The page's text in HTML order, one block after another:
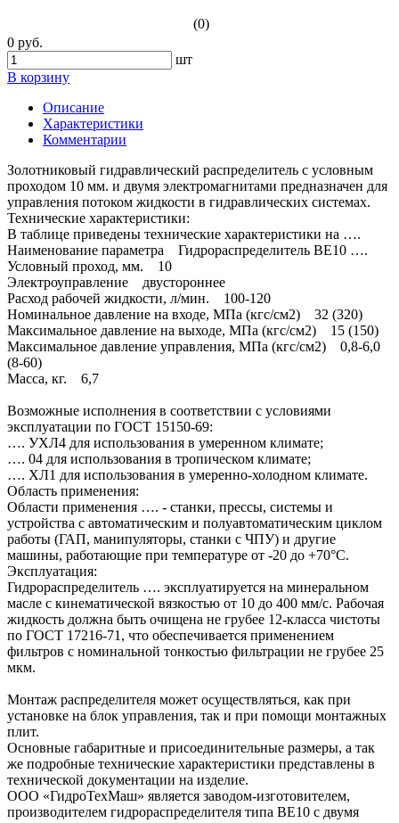
(0)
0 руб.
шт
В корзину
Описание
Характеристики
Комментарии
Золотниковый гидравлический распределитель с условным
проходом 10 мм. и двумя электромагнитами предназначен для
управления потоком жидкости в гидравлических системах.
Технические характеристики:
В таблице приведены технические характеристики на ….
Наименование параметра Гидрораспределитель ВЕ10 ….
Условный проход, мм. 10
Электроуправление двустороннее
Расход рабочей жидкости, л/мин. 100-120
Номинальное давление на входе, МПа (кгс/см2) 32 (320)
Максимальное давление на выходе, МПа (кгс/см2) 15 (150)
Максимальное давление управления, МПа (кгс/см2) 0,8-6,0
(8-60)
Масса, кг. 6,7
Возможные исполнения в соответствии с условиями
эксплуатации по ГОСТ 15150-69:
…. УХЛ4 для использования в умеренном климате;
…. 04 для использования в тропическом климате;
…. ХЛ1 для использования в умеренно-холодном климате.
Область применения:
Области применения …. - станки, прессы, системы и
устройства с автоматическим и полуавтоматическим циклом
работы (ГАП, манипуляторы, станки с ЧПУ) и другие
машины, работающие при температуре от -20 до +70°C.
Эксплуатация:
Гидрораспределитель …. эксплуатируется на минеральном
масле с кинематической вязкостью от 10 до 400 мм/с. Рабочая
жидкость должна быть очищена не грубее 12-класса чистоты
по ГОСТ 17216-71, что обеспечивается применением
фильтров с номинальной тонкостью фильтрации не грубее 25
мкм.
Монтаж распределителя может осуществляться, как при
установке на блок управления, так и при помощи монтажных
плит.
Основные габаритные и присоединительные размеры, а так
же подробные технические характеристики представлены в
технической документации на изделие.
ООО «ГидроТехМаш» является заводом-изготовителем,
производителем гидрораспределителя типа ВЕ10 с двумя